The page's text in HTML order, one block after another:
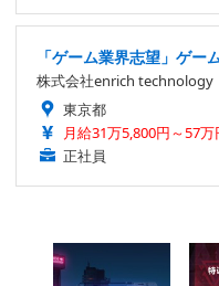
「ゲーム業界志望」ゲ
株式会社enrich technology
東京都
月給31万5,800円～57万
正社員